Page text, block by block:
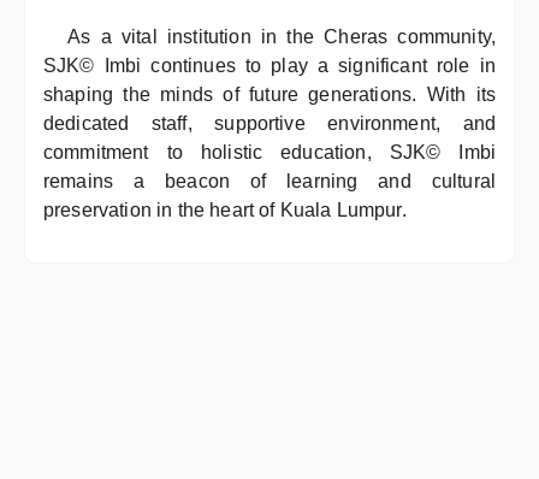
As a vital institution in the Cheras community,
SJK© Imbi continues to play a significant role in
shaping the minds of future generations. With its
dedicated staff, supportive environment, and
commitment to holistic education, SJK© Imbi
remains a beacon of learning and cultural
preservation in the heart of Kuala Lumpur.